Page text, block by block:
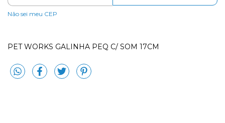
Não sei meu CEP
PET WORKS GALINHA PEQ C/ SOM 17CM